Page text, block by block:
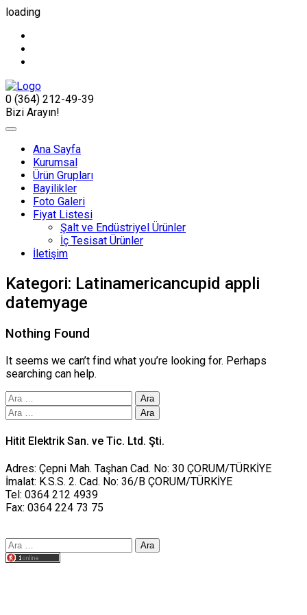
loading
0 (364) 212-49-39
Bizi Arayın!
Ana Sayfa
Kurumsal
Ürün Grupları
Bayilikler
Foto Galeri
Fiyat Listesi
Şalt ve Endüstriyel Ürünler
İç Tesisat Ürünler
İletişim
Kategori: Latinamericancupid appli
datemyage
Nothing Found
It seems we can’t find what you’re looking for. Perhaps
searching can help.
Arama:
Arama:
Hitit Elektrik San. ve Tic. Ltd. Şti.
Adres: Çepni Mah. Taşhan Cad. No: 30 ÇORUM/TÜRKİYE
İmalat: K.S.S. 2. Cad. No: 36/B ÇORUM/TÜRKİYE
Tel: 0364 212 4939
Fax: 0364 224 73 75
Arama: